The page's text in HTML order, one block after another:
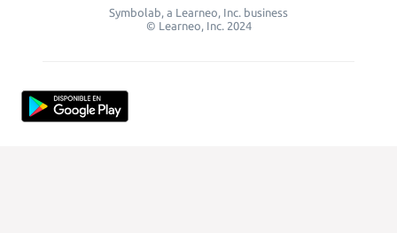
Symbolab, a Learneo, Inc. business
© Learneo, Inc. 2024